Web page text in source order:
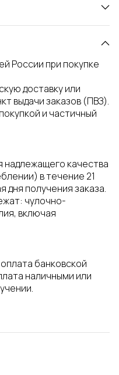
России при покупке
доставку или
выдачи заказов (ПВЗ).
и частичный
надлежащего качества
в течение 21
дня получения заказа.
чулочно-
включая
банковской
наличными или